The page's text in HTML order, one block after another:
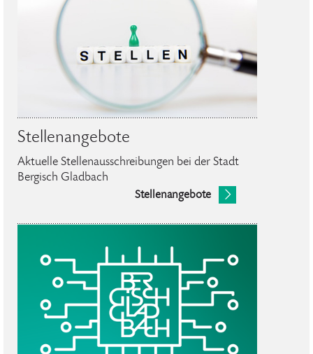
Stellenangebote
Aktuelle Stellenausschreibungen bei der Stadt
Bergisch Gladbach
Stellenangebote